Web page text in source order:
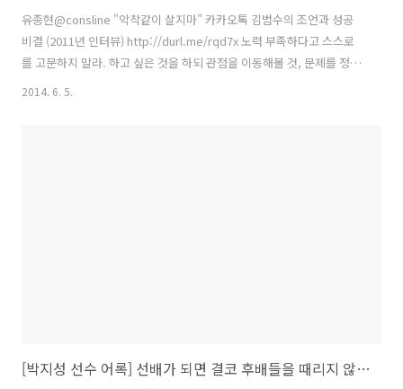
유종현‏@consline "악착같이 살지마" 카카오톡 김범수의 조언과 성공
비결 (2011년 인터뷰) http://durl.me/rqd7x 노력 부족하다고 스스로
를 고문하지 말라. 하고 싶은 것을 하되 관점을 이동해볼 것, 문제를 정의
할 것. 다르게 생각할 것. 답글 지우기 관심글 더 보기 20리트윗 20관심
2014. 6. 5.
[박지성 선수 어록] 선배가 되면 결코 후배들을 때리지 않겠다는 결심을 했다